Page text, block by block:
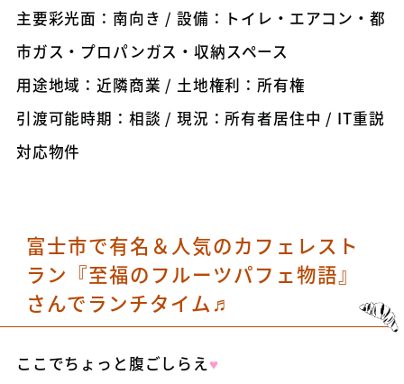
主要彩光面：南向き / 設備：トイレ・エアコン・都
市ガス・プロパンガス・収納スペース
用途地域：近隣商業 / 土地権利：所有権
引渡可能時期：相談 / 現況：所有者居住中 / IT重説
対応物件
富士市で有名＆人気のカフェレスト
ラン『至福のフルーツパフェ物語』
さんでランチタイム♬
ここでちょっと腹ごしらえ ♥